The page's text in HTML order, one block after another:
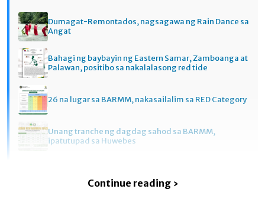
Dumagat-Remontados, nagsagawa ng Rain Dance sa
Angat
Bahagi ng baybayin ng Eastern Samar, Zamboanga at
Palawan, positibo sa nakalalasong red tide
26 na lugar sa BARMM, nakasailalim sa RED Category
Unang tranche ng dagdag sahod sa BARMM,
ipatutupad sa Huwebes
Continue reading ›